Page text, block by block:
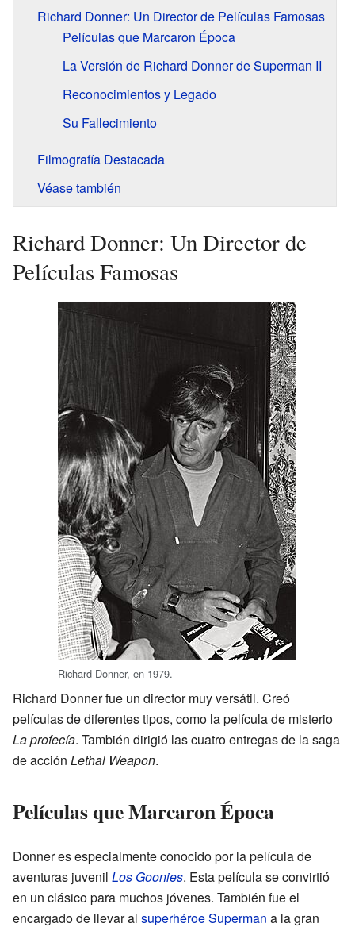
Richard Donner: Un Director de Películas Famosas
Películas que Marcaron Época
La Versión de Richard Donner de Superman II
Reconocimientos y Legado
Su Fallecimiento
Filmografía Destacada
Véase también
Richard Donner: Un Director de
Películas Famosas
Richard Donner, en 1979.
Richard Donner fue un director muy versátil. Creó
películas de diferentes tipos, como la película de misterio
La profecía. También dirigió las cuatro entregas de la saga
de acción Lethal Weapon.
Películas que Marcaron Época
Donner es especialmente conocido por la película de
aventuras juvenil Los Goonies. Esta película se convirtió
en un clásico para muchos jóvenes. También fue el
encargado de llevar al superhéroeSuperman a la gran